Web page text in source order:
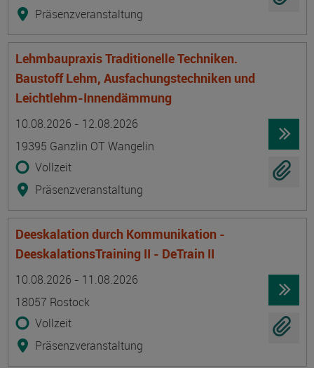
Präsenzveranstaltung
Lehmbaupraxis Traditionelle Techniken.
Baustoff Lehm, Ausfachungstechniken und
Leichtlehm-Innendämmung
10.08.2026 - 12.08.2026
19395 Ganzlin OT Wangelin
Vollzeit
Präsenzveranstaltung
Deeskalation durch Kommunikation -
DeeskalationsTraining II - DeTrain II
10.08.2026 - 11.08.2026
18057 Rostock
Vollzeit
Präsenzveranstaltung